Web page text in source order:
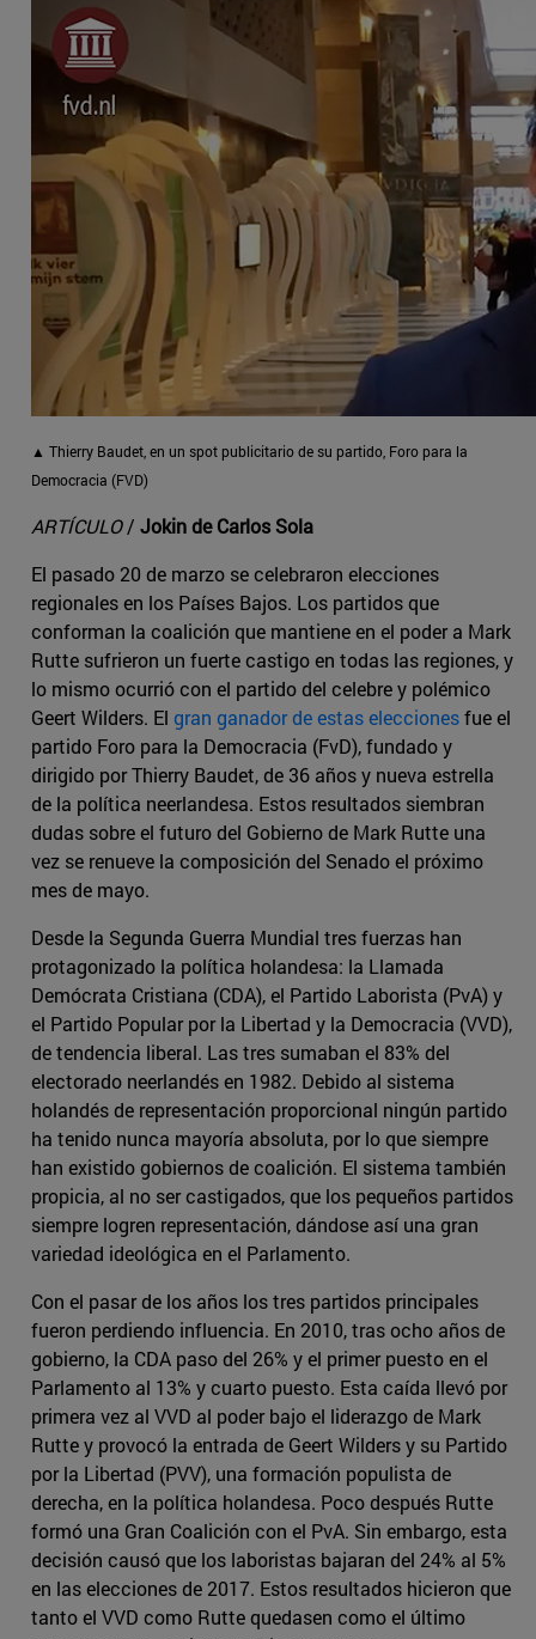
▲ Thierry Baudet, en un spot publicitario de su partido, Foro para la
Democracia (FVD)
ARTÍCULO/ Jokin de Carlos Sola
El pasado 20 de marzo se celebraron elecciones
regionales en los Países Bajos. Los partidos que
conforman la coalición que mantiene en el poder a Mark
Rutte sufrieron un fuerte castigo en todas las regiones, y
lo mismo ocurrió con el partido del celebre y polémico
Geert Wilders. El gran ganador de estas eleccionesfue el
partido Foro para la Democracia (FvD), fundado y
dirigido por Thierry Baudet, de 36 años y nueva estrella
de la política neerlandesa. Estos resultados siembran
dudas sobre el futuro del Gobierno de Mark Rutte una
vez se renueve la composición del Senado el próximo
mes de mayo.
Desde la Segunda Guerra Mundial tres fuerzas han
protagonizado la política holandesa: la Llamada
Demócrata Cristiana (CDA), el Partido Laborista (PvA) y
el Partido Popular por la Libertad y la Democracia (VVD),
de tendencia liberal. Las tres sumaban el 83% del
electorado neerlandés en 1982. Debido al sistema
holandés de representación proporcional ningún partido
ha tenido nunca mayoría absoluta, por lo que siempre
han existido gobiernos de coalición. El sistema también
propicia, al no ser castigados, que los pequeños partidos
siempre logren representación, dándose así una gran
variedad ideológica en el Parlamento.
Con el pasar de los años los tres partidos principales
fueron perdiendo influencia. En 2010, tras ocho años de
gobierno, la CDA paso del 26% y el primer puesto en el
Parlamento al 13% y cuarto puesto. Esta caída llevó por
primera vez al VVD al poder bajo el liderazgo de Mark
Rutte y provocó la entrada de Geert Wilders y su Partido
por la Libertad (PVV), una formación populista de
derecha, en la política holandesa. Poco después Rutte
formó una Gran Coalición con el PvA. Sin embargo, esta
decisión causó que los laboristas bajaran del 24% al 5%
en las elecciones de 2017. Estos resultados hicieron que
tanto el VVD como Rutte quedasen como el último